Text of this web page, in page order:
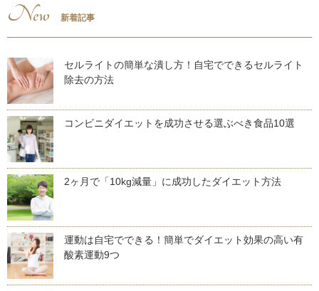
New 新着記事
セルライトの簡単な潰し方！自宅でできるセルライト
除去の方法
コンビニダイエットを成功させる選ぶべき食品10選
2ヶ月で「10kg減量」に成功したダイエット方法
運動は自宅でできる！簡単でダイエット効果の高い有
酸素運動9つ